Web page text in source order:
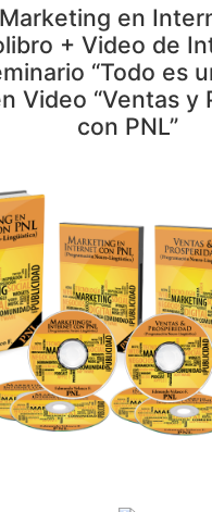
en
+ Video de
“Todo es
Video “Ventas y
con PNL”